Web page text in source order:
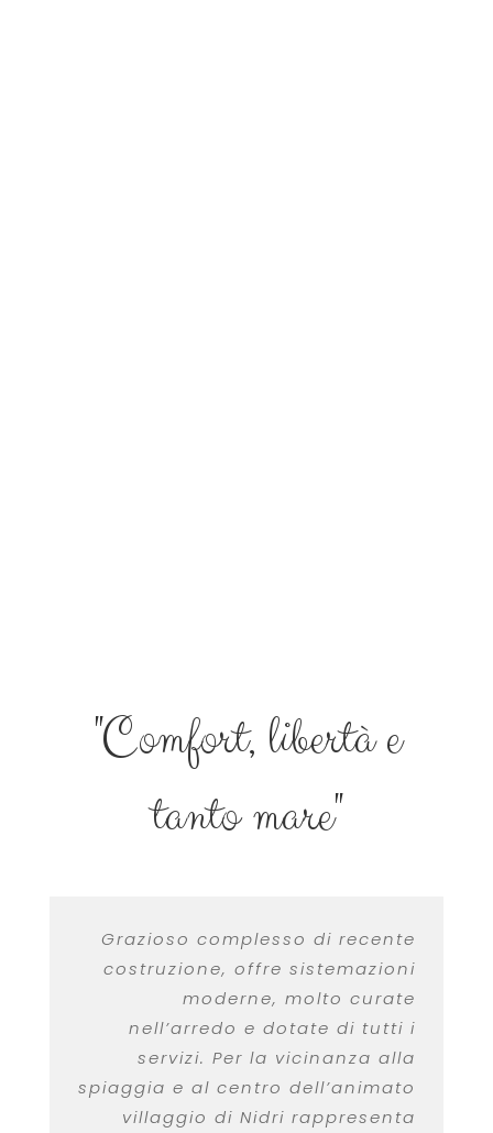
"Comfort, libertà e
tanto mare"
Grazioso complesso di recente
costruzione, offre sistemazioni
moderne, molto curate
nell’arredo e dotate di tutti i
servizi. Per la vicinanza alla
spiaggia e al centro dell’animato
villaggio di Nidri rappresenta